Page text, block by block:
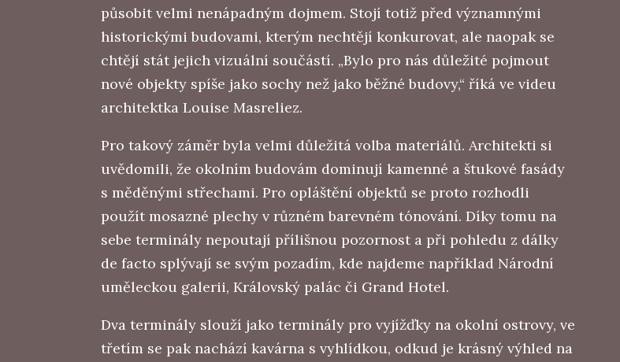
působit velmi nenápadným dojmem. Stojí totiž před významnými
historickými budovami, kterým nechtějí konkurovat, ale naopak se
chtějí stát jejich vizuální součástí. „Bylo pro nás důležité pojmout
nové objekty spíše jako sochy než jako běžné budovy,“ říká ve videu
architektka Louise Masreliez.
Pro takový záměr byla velmi důležitá volba materiálů. Architekti si
uvědomili, že okolním budovám dominují kamenné a štukové fasády
s měděnými střechami. Pro opláštění objektů se proto rozhodli
použít mosazné plechy v různém barevném tónování. Díky tomu na
sebe terminály nepoutají přílišnou pozornost a při pohledu z dálky
de facto splývají se svým pozadím, kde najdeme například Národní
uměleckou galerii, Královský palác či Grand Hotel.
Dva terminály slouží jako terminály pro vyjížďky na okolní ostrovy, ve
třetím se pak nachází kavárna s vyhlídkou, odkud je krásný výhled na